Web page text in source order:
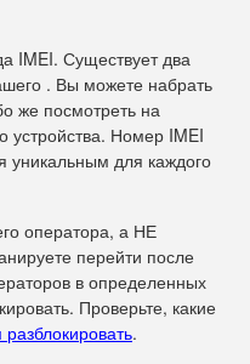
IMEI. Существует два
. Вы можете набрать
же посмотреть на
устройства. Номер IMEI
уникальным для каждого
оператора, а НЕ
перейти после
в определенных
Проверьте, какие
.